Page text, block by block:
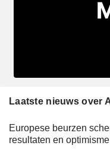
Laatste nieuws over
Europese beurzen
resultaten en